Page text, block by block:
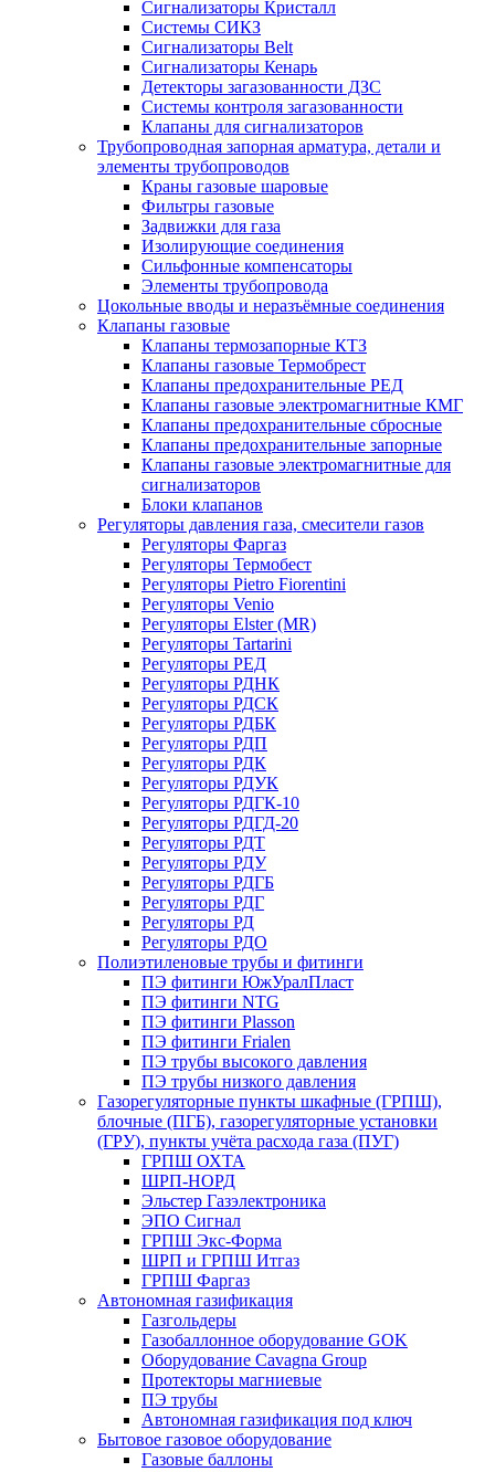
Сигнализаторы Кристалл
Системы СИКЗ
Сигнализаторы Belt
Сигнализаторы Кенарь
Детекторы загазованности ДЗС
Системы контроля загазованности
Клапаны для сигнализаторов
Трубопроводная запорная арматура, детали и
элементы трубопроводов
Краны газовые шаровые
Фильтры газовые
Задвижки для газа
Изолирующие соединения
Сильфонные компенсаторы
Элементы трубопровода
Цокольные вводы и неразъёмные соединения
Клапаны газовые
Клапаны термозапорные КТЗ
Клапаны газовые Термобрест
Клапаны предохранительные РЕД
Клапаны газовые электромагнитные КМГ
Клапаны предохранительные сбросные
Клапаны предохранительные запорные
Клапаны газовые электромагнитные для
сигнализаторов
Блоки клапанов
Регуляторы давления газа, смесители газов
Регуляторы Фаргаз
Регуляторы Термобест
Регуляторы Pietro Fiorentini
Регуляторы Venio
Регуляторы Elster (MR)
Регуляторы Tartarini
Регуляторы РЕД
Регуляторы РДНК
Регуляторы РДСК
Регуляторы РДБК
Регуляторы РДП
Регуляторы РДК
Регуляторы РДУК
Регуляторы РДГК-10
Регуляторы РДГД-20
Регуляторы РДТ
Регуляторы РДУ
Регуляторы РДГБ
Регуляторы РДГ
Регуляторы РД
Регуляторы РДО
Полиэтиленовые трубы и фитинги
ПЭ фитинги ЮжУралПласт
ПЭ фитинги NTG
ПЭ фитинги Plasson
ПЭ фитинги Frialen
ПЭ трубы высокого давления
ПЭ трубы низкого давления
Газорегуляторные пункты шкафные (ГРПШ),
блочные (ПГБ), газорегуляторные установки
(ГРУ), пункты учёта расхода газа (ПУГ)
ГРПШ ОХТА
ШРП-НОРД
Эльстер Газэлектроника
ЭПО Сигнал
ГРПШ Экс-Форма
ШРП и ГРПШ Итгаз
ГРПШ Фаргаз
Автономная газификация
Газгольдеры
Газобаллонное оборудование GOK
Оборудование Cavagna Group
Протекторы магниевые
ПЭ трубы
Автономная газификация под ключ
Бытовое газовое оборудование
Газовые баллоны